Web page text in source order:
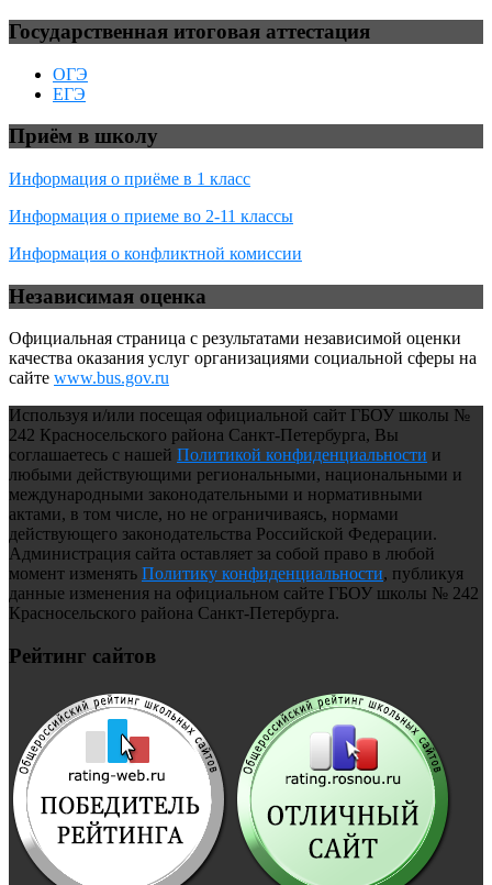
Государственная итоговая аттестация
ОГЭ
ЕГЭ
Приём в школу
Информация о приёме в 1 класс
Информация о приеме во 2-11 классы
Информация о конфликтной комиссии
Независимая оценка
Официальная страница с результатами независимой оценки
качества оказания услуг организациями социальной сферы на
сайте www.bus.gov.ru
Используя и/или посещая официальной сайт ГБОУ школы №
242 Красносельского района Санкт-Петербурга, Вы
соглашаетесь с нашей Политикой конфиденциальности и
любыми действующими региональными, национальными и
международными законодательными и нормативными
актами, в том числе, но не ограничиваясь, нормами
действующего законодательства Российской Федерации.
Администрация сайта оставляет за собой право в любой
момент изменять Политику конфиденциальности, публикуя
данные изменения на официальном сайте ГБОУ школы № 242
Красносельского района Санкт-Петербурга.
Рейтинг сайтов